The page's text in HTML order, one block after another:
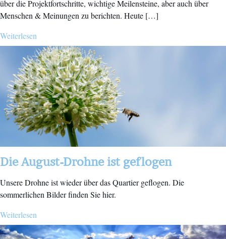
über die Projektfortschritte, wichtige Meilensteine, aber auch über
Menschen & Meinungen zu berichten. Heute […]
Weiterlesen
Die August-Drohne ist geflogen
Unsere Drohne ist wieder über das Quartier geflogen. Die
sommerlichen Bilder finden Sie hier.
Weiterlesen